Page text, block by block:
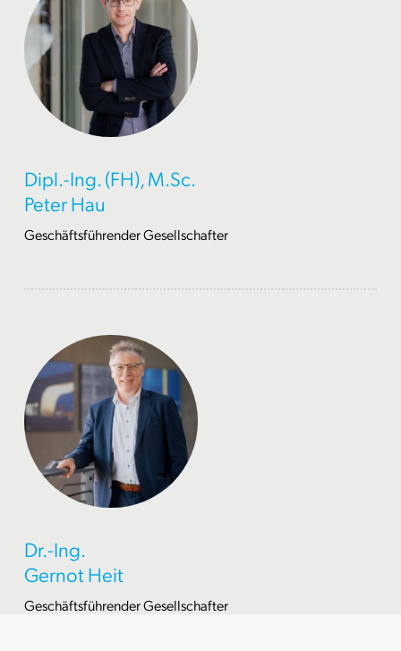
Dipl.-Ing. (FH), M.Sc.
Peter Hau
Geschäftsführender Gesellschafter
Dr.-Ing.
Gernot Heit
Geschäftsführender Gesellschafter